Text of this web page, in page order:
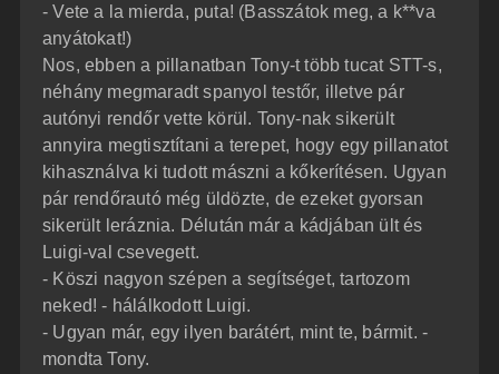
- Vete a la mierda, puta! (Basszátok meg, a k**va
anyátokat!)
Nos, ebben a pillanatban Tony-t több tucat STT-s,
néhány megmaradt spanyol testőr, illetve pár
autónyi rendőr vette körül. Tony-nak sikerült
annyira megtisztítani a terepet, hogy egy pillanatot
kihasználva ki tudott mászni a kőkerítésen. Ugyan
pár rendőrautó még üldözte, de ezeket gyorsan
sikerült leráznia. Délután már a kádjában ült és
Luigi-val csevegett.
- Köszi nagyon szépen a segítséget, tartozom
neked! - hálálkodott Luigi.
- Ugyan már, egy ilyen barátért, mint te, bármit. -
mondta Tony.